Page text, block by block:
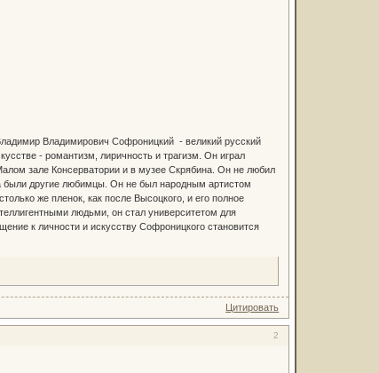
Владимирович Софроницкий - великий русский
- романтизм, лиричность и трагизм. Он играл
зале Консерватории и в музее Скрябина. Он не любил
были другие любимцы. Он не был народным артистом
же пленок, как после Высоцкого, и его полное
людьми, он стал университетом для
к личности и искусству Софроницкого становится
Цитировать
2